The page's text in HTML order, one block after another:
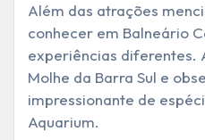
Além das atrações
conhecer em Balneário
experiências diferentes.
Molhe da Barra Sul e
impressionante de
Aquarium.